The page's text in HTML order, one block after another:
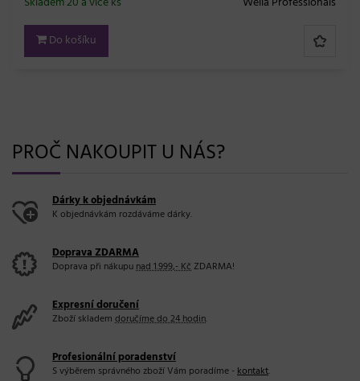
PROČ NAKOUPIT U NÁS?
Dárky k objednávkám
K objednávkám rozdáváme dárky.
Doprava ZDARMA
Doprava při nákupunad 1.999,- KčZDARMA!
Expresní doručení
Zboží skladem doručíme do 24 hodin.
Profesionální poradenství
S výběrem správného zboží Vám poradíme -kontakt.